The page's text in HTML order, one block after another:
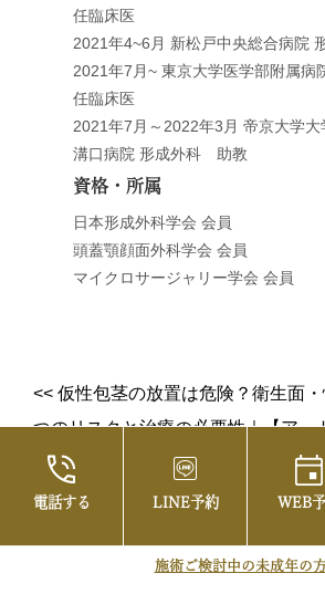
電話する LINE予約 WEB
施術ご検討中の未成年の
任臨床医
2021年4~6月 新松戸中央総合病院
2021年7月~ 東京大学医学部附属病
任臨床医
2021年7月～2022年3月 帝京大学大
溝口病院 形成外科 助教
資格・所属
日本形成外科学会 会員
頭蓋顎顔面外科学会 会員
マイクロサージャリー学会 会員
<<仮性包茎の放置は危険？衛生面
つのリスクと治療の必要性｜【アー
ン】自然なのに印象的。アイライン
える“まつ毛が増えたような目元”>>